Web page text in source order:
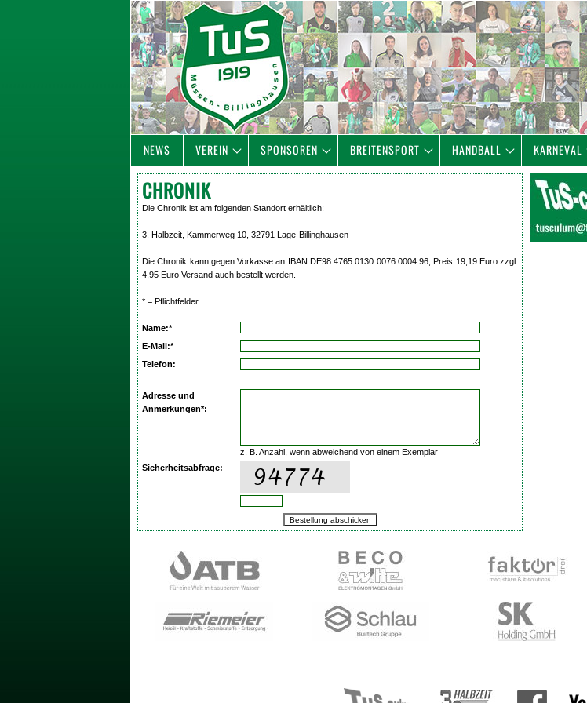
NEWS VEREIN SPONSOREN BREITENSPORT HANDBALL KARNEVAL
CHRONIK
Die Chronik ist am folgenden Standort erhältlich:
3. Halbzeit, Kammerweg 10, 32791 Lage-Billinghausen
Die Chronik kann gegen Vorkasse an IBAN DE98 4765 0130 0076 0004 96, Preis 19,19 Euro zzgl.
4,95 Euro Versand auch bestellt werden.
* = Pflichtfelder
Name:*
E-Mail:*
Telefon:
Adresse und
Anmerkungen*:
z. B. Anzahl, wenn abweichend von einem Exemplar
Sicherheitsabfrage: